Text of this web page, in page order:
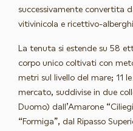
successivamente convertita
vitivinicola e ricettivo-
La tenuta si estende su 58
corpo unico coltivati con
metri sul livello del mare; 11
mercato, suddivise in due
Duomo) dall’Amarone
“Formiga”, dal Ripasso